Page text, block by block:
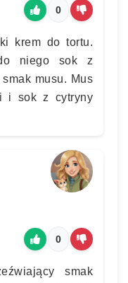
0
krem do tortu.
niego sok z
musu. Mus
i sok z cytryny
0
smak